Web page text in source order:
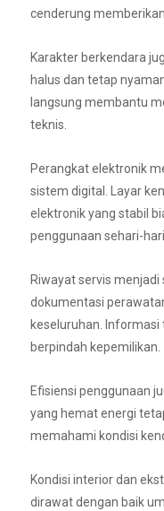
cenderung
Karakter berkendara
halus dan tetap
langsung membantu
teknis.
Perangkat elektronik
sistem digital. Layar
elektronik yang stabil
penggunaan sehari-
Riwayat servis
dokumentasi
keseluruhan.
berpindah kepemilikan.
Efisiensi penggunaan
yang hemat energi
memahami kondisi
Kondisi interior dan
dirawat dengan baik